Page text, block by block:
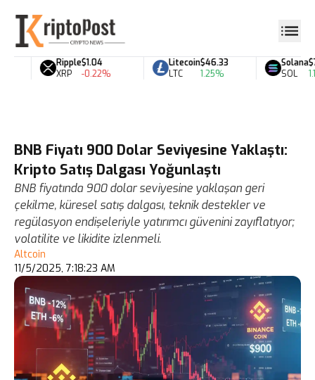
Ripple
XRP
$1.04
-0.22%
Litecoin
LTC
$46.33
1.25%
Solana
SOL
BNB Fiyatı 900 Dolar Seviyesine Yaklaştı:
Kripto Satış Dalgası Yoğunlaştı
BNB fiyatında 900 dolar seviyesine yaklaşan geri
çekilme, küresel satış dalgası, teknik destekler ve
regülasyon endişeleriyle yatırımcı güvenini zayıflatıyor;
volatilite ve likidite izlenmeli.
Altcoin
11/5/2025, 7:18:23 AM